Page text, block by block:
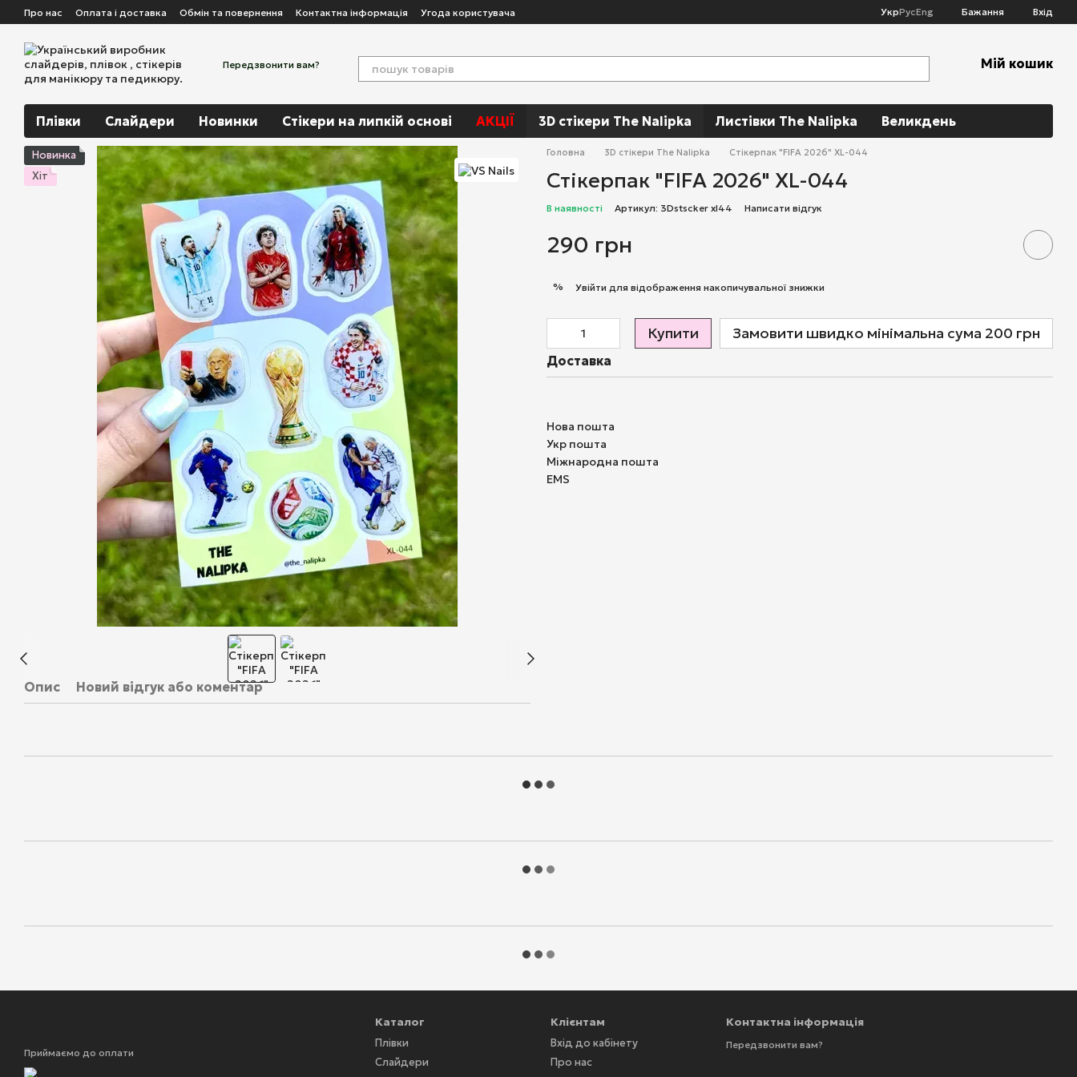
Перейти до основного контенту
Про нас Оплата і доставка Обмін та повернення Контактна інформація Угода користувача УкрРусEng Бажання Вхід
Передзвонити вам? Мій кошик
Плівки Слайдери Новинки Стікери на липкій основі АКЦІЇ 3D стікери The Nalipka Листівки The Nalipka Великдень
Новинка
Хіт
Опис Новий відгук або коментар
Головна 3D стікери The Nalipka Стікерпак "FIFA 2026" XL-044
Стікерпак "FIFA 2026" XL-044
В наявності Артикул: 3Dstscker xl44 Написати відгук
290 грн
% Увійти для відображення накопичувальної знижки
Купити Замовити швидко мінімальна сума 200 грн
Доставка
Нова пошта
Укр пошта
Міжнародна пошта
EMS
Приймаємо до оплати
Каталог
Плівки
Слайдери
Клієнтам
Вхід до кабінету
Про нас
Контактна інформація
Передзвонити вам?